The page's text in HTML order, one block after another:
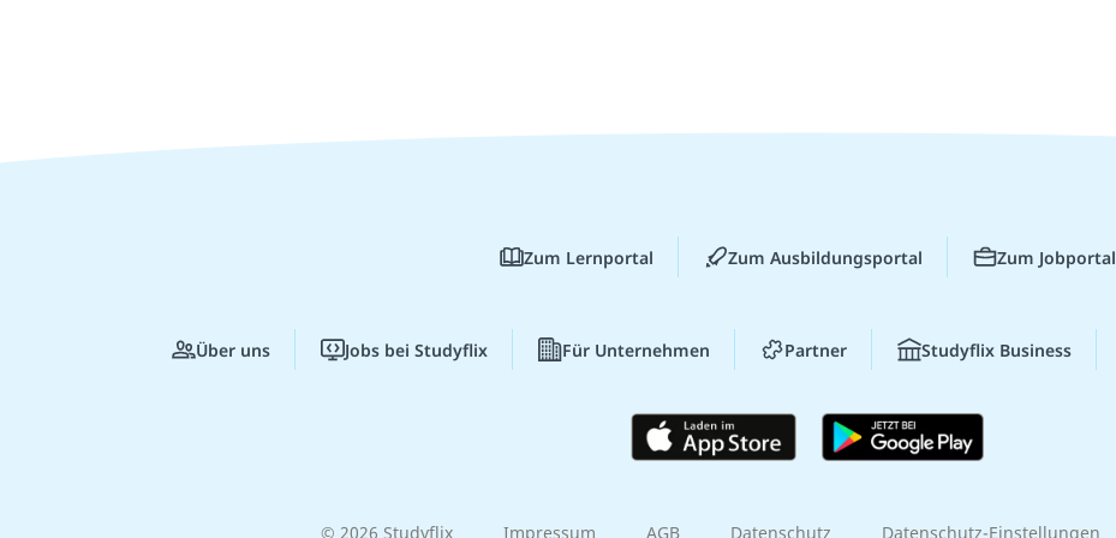
Zum Lernportal Zum Ausbildungsportal Zum Jobportal
Über uns Jobs bei Studyflix Für Unternehmen Partner Studyflix Business
© 2026 Studyflix Impressum AGB Datenschutz Datenschutz-Einstellungen